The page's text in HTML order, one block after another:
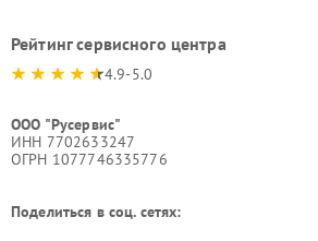
Рейтинг сервисного центра
4.9-5.0
ООО "Русервис"
ИНН 7702633247
ОГРН 1077746335776
Поделиться в соц. сетях: